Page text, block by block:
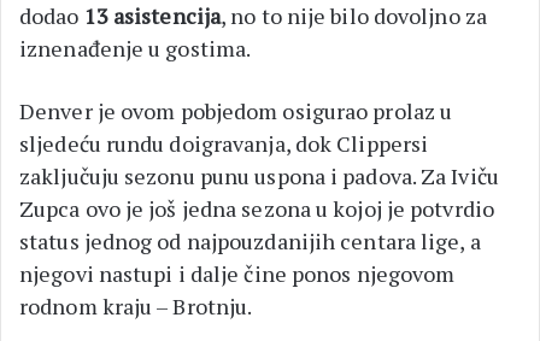
dodao 13 asistencija, no to nije bilo dovoljno za
iznenađenje u gostima.
Denver je ovom pobjedom osigurao prolaz u
sljedeću rundu doigravanja, dok Clippersi
zaključuju sezonu punu uspona i padova. Za Iviču
Zupca ovo je još jedna sezona u kojoj je potvrdio
status jednog od najpouzdanijih centara lige, a
njegovi nastupi i dalje čine ponos njegovom
rodnom kraju – Brotnju.